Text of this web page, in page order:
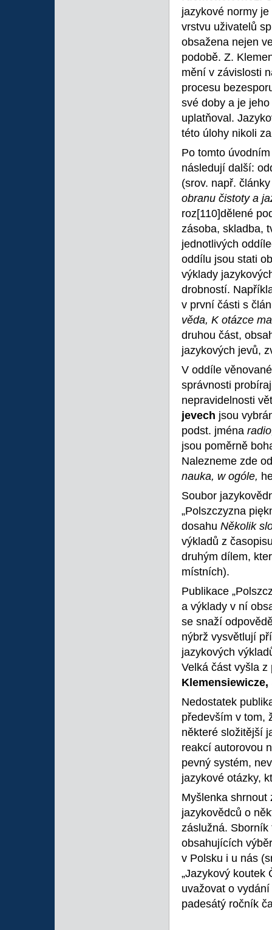
jazykové normy
vrstvu uživatelů
obsažena nejen
podobě. Z.
mění v závislosti
procesu
své doby a je
uplatňoval.
této úlohy nikoli
Po tomto
následují další:
(srov. např.
obranu čistoty a
roz[110]dělené
zásoba, skladba,
jednotlivých
oddílu jsou stati
výklady
drobností.
v první části s
věda, K otázce
druhou část,
jazykových jevů,
V oddíle
správnosti
nepravidelnosti
jevech jsou
podst. jména
jsou poměrně
Nalezneme zde
nauka, w ogóle,
Soubor
„Polszczyzna
dosahu Několik
výkladů z
druhým dílem,
místních).
Publikace
a výklady v ní
se snaží
nýbrž vysvětlují
jazykových
Velká část vyšla
Klemensiewicze,
Nedostatek
především v tom,
některé složitější
reakcí autorovou
pevný systém,
jazykové otázky,
Myšlenka shrnout
jazykovědců o
záslužná.
obsahujících
v Polsku i u nás
„Jazykový koutek
uvažovat o
padesátý ročník